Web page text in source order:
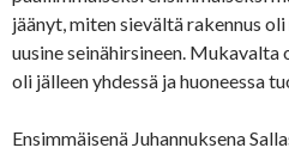
jäänyt, miten sievältä rakennus
uusine seinähirsineen.
oli jälleen yhdessä ja huoneessa
Ensimmäisenä Juhannuksena